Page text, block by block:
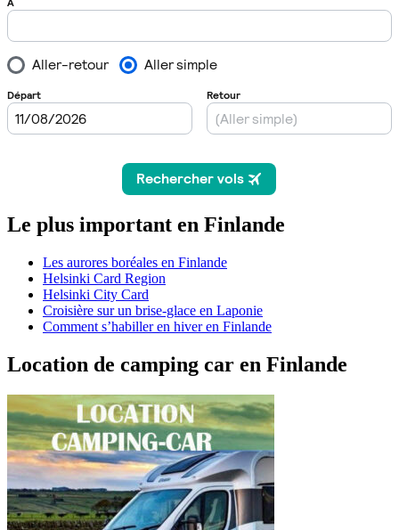
Le plus important en Finlande
Les aurores boréales en Finlande
Helsinki Card Region
Helsinki City Card
Croisière sur un brise-glace en Laponie
Comment s’habiller en hiver en Finlande
Location de camping car en Finlande